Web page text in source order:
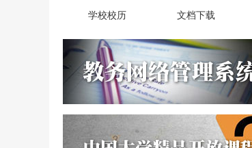
学校校历 文档下载